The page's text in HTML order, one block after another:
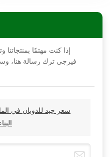
إذا كنت مهتمًا
فيرجى ترك رسالة هنا،